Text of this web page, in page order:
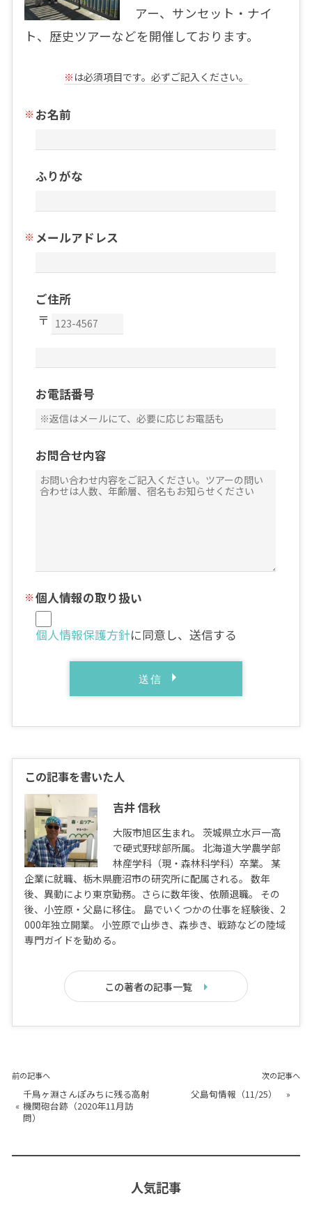
アー、サンセット・ナイ
ト、歴史ツアーなどを開催しております。
※ は必須項目です。必ずご記入ください。
お名前
ふりがな
メールアドレス
ご住所
お電話番号
お問合せ内容
個人情報の取り扱い
個人情報保護方針に同意し、送信する
この記事を書いた人
吉井 信秋
大阪市旭区生まれ。 茨城県立水戸一高
で硬式野球部所属。 北海道大学農学部
林産学科（現・森林科学科）卒業。 某
企業に就職、栃木県鹿沼市の研究所に配属される。 数年
後、異動により東京勤務。さらに数年後、依願退職。 その
後、小笠原・父島に移住。 島でいくつかの仕事を経験後、2
000年独立開業。 小笠原で山歩き、森歩き、戦跡などの陸域
専門ガイドを勤める。
この著者の記事一覧
前の記事へ
«
千鳥ヶ淵さんぽみちに残る高射
機関砲台跡（2020年11月訪
問）
次の記事へ
父島旬情報（11/25） »
人気記事